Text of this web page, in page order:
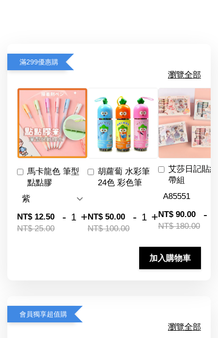
滿299優惠購
瀏覽全部
馬卡龍色 筆型
點點膠
NT$ 12.50
NT$ 25.00
- +
胡蘿蔔 水彩筆
24色 彩色筆
NT$ 50.00
NT$ 100.00
- +
艾莎日記貼
帶組
NT$ 90.00
NT$ 180.00
-
加入購物車
會員獨享超值購
瀏覽全部